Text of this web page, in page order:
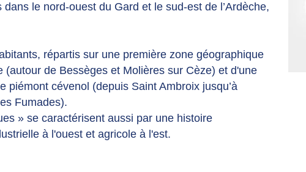
le nord-ouest du Gard et le sud-est de l’Ardèche,
répartis sur une première zone géographique
(autour de Bessèges et Molières sur Cèze) et d'une
piémont cévenol (depuis Saint Ambroix jusqu’à
Fumades).
» se caractérisent aussi par une histoire
à l'ouest et agricole à l'est.